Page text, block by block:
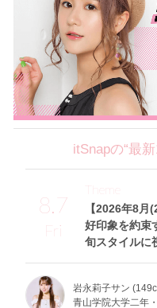
itSnapの“最
8.7
Fri
【2026年8月
好印象を約束
旬スタイル
Theme
岩永莉子サン
青山学院大学二年